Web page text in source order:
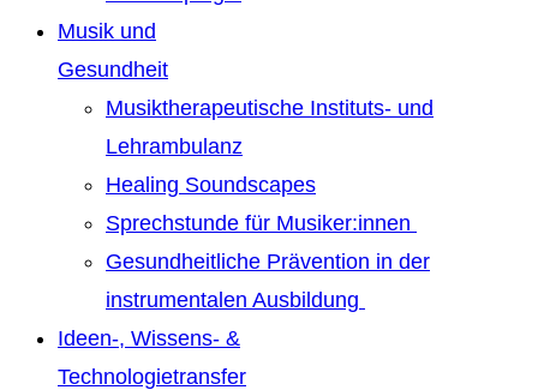
Musik und
Gesundheit
Musiktherapeutische Instituts- und
Lehrambulanz
Healing Soundscapes
Sprechstunde für Musiker:innen
Gesundheitliche Prävention in der
instrumentalen Ausbildung
Ideen-, Wissens- &
Technologietransfer